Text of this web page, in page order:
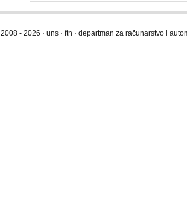
2008 - 2026 · uns · ftn · departman za računarstvo i